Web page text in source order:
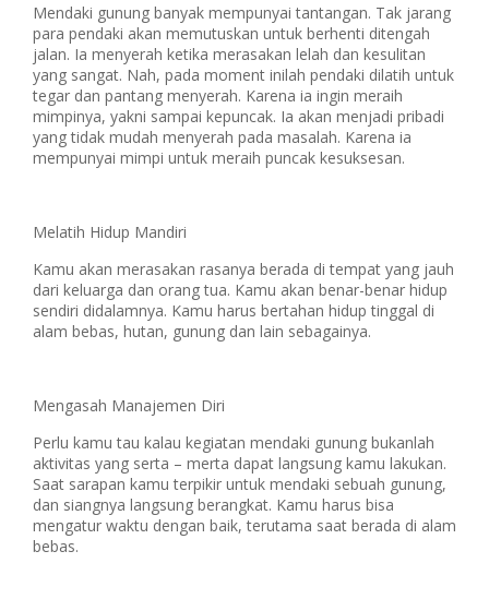
Mendaki gunung banyak mempunyai tantangan. Tak jarang
para pendaki akan memutuskan untuk berhenti ditengah
jalan. Ia menyerah ketika merasakan lelah dan kesulitan
yang sangat. Nah, pada moment inilah pendaki dilatih untuk
tegar dan pantang menyerah. Karena ia ingin meraih
mimpinya, yakni sampai kepuncak. Ia akan menjadi pribadi
yang tidak mudah menyerah pada masalah. Karena ia
mempunyai mimpi untuk meraih puncak kesuksesan.
Melatih Hidup Mandiri
Kamu akan merasakan rasanya berada di tempat yang jauh
dari keluarga dan orang tua. Kamu akan benar-benar hidup
sendiri didalamnya. Kamu harus bertahan hidup tinggal di
alam bebas, hutan, gunung dan lain sebagainya.
Mengasah Manajemen Diri
Perlu kamu tau kalau kegiatan mendaki gunung bukanlah
aktivitas yang serta – merta dapat langsung kamu lakukan.
Saat sarapan kamu terpikir untuk mendaki sebuah gunung,
dan siangnya langsung berangkat. Kamu harus bisa
mengatur waktu dengan baik, terutama saat berada di alam
bebas.